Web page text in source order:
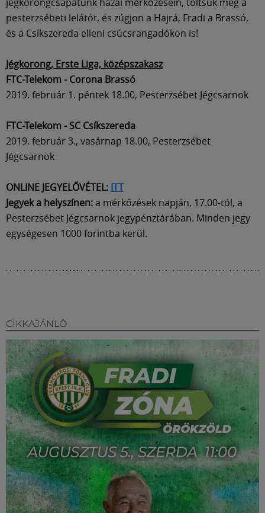
pesterzsébeti lelátót, és zúgjon a Hajrá, Fradi a Brassó,
és a Csíkszereda elleni csúcsrangadókon is!
Jégkorong, Erste Liga, középszakasz
FTC-Telekom - Corona Brassó
2019. február 1. péntek 18.00, Pesterzsébet Jégcsarnok
FTC-Telekom - SC Csíkszereda
2019. február 3., vasárnap 18.00, Pesterzsébet
Jégcsarnok
ONLINE JEGYELŐVÉTEL: ITT
Jegyek a helyszínen:a mérkőzések napján, 17.00-tól, a
Pesterzsébet Jégcsarnok jegypénztárában. Minden jegy
egységesen 1000 forintba kerül.
CIKKAJÁNLÓ